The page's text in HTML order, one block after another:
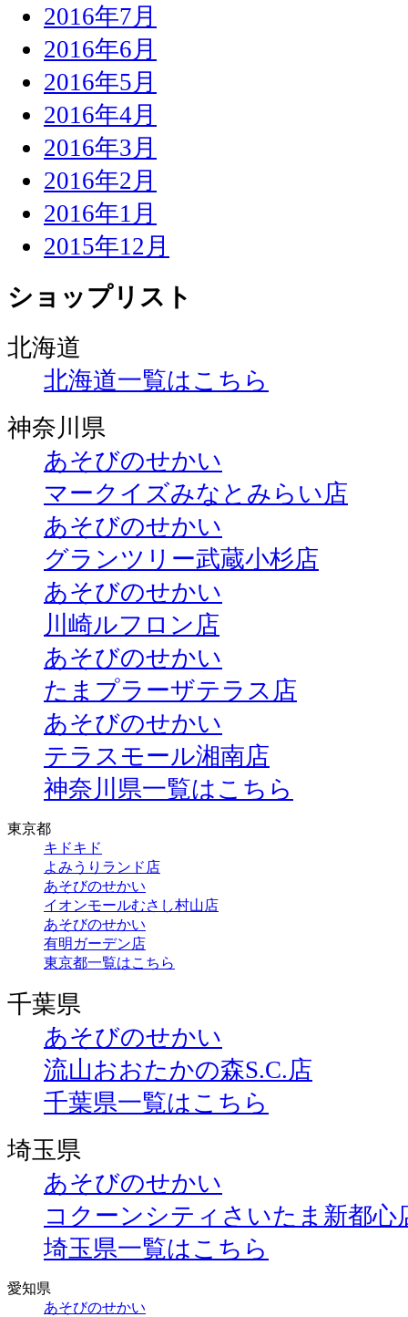
2016年7月
2016年6月
2016年5月
2016年4月
2016年3月
2016年2月
2016年1月
2015年12月
ショップリスト
北海道
北海道一覧はこちら
神奈川県
あそびのせかい
マークイズみなとみらい店
あそびのせかい
グランツリー武蔵小杉店
あそびのせかい
川崎ルフロン店
あそびのせかい
たまプラーザテラス店
あそびのせかい
テラスモール湘南店
神奈川県一覧はこちら
東京都
キドキド
よみうりランド店
あそびのせかい
イオンモールむさし村山店
あそびのせかい
有明ガーデン店
東京都一覧はこちら
千葉県
あそびのせかい
流山おおたかの森S.C.店
千葉県一覧はこちら
埼玉県
あそびのせかい
コクーンシティさいたま新都心
埼玉県一覧はこちら
愛知県
あそびのせかい